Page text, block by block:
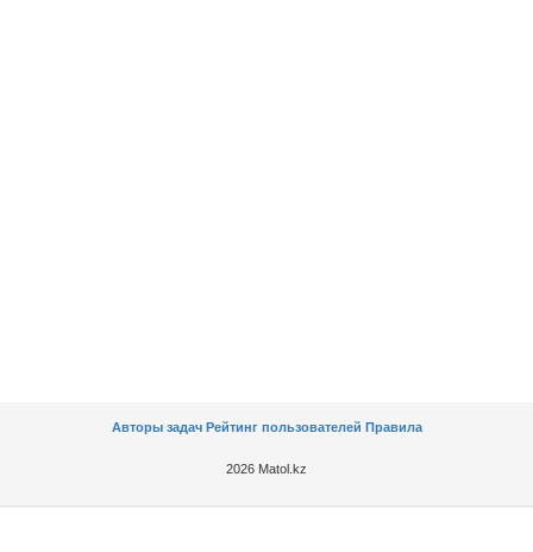
Авторы задач Рейтинг пользователей Правила
2026 Matol.kz